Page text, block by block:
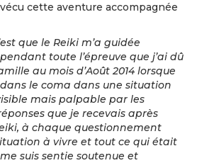
cette aventure accompagnée
que le Reiki m’a guidée
toute l’épreuve que j’ai dû
au mois d’Août 2014 lorsque
le coma dans une situation
mais palpable par les
que je recevais après
à chaque questionnement
à vivre et tout ce qui était
suis sentie soutenue et